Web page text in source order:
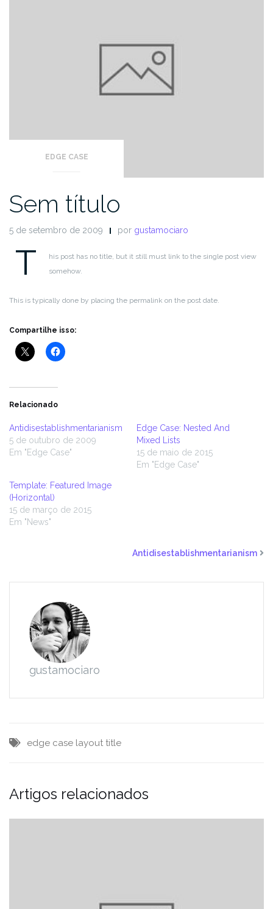
EDGE CASE
Sem título
5 de setembro de 2009 por gustamociaro
T
his post has no title, but it still must link to the single post view
somehow.
This is typically done by placing the permalink on the post date.
Compartilhe isso:
Relacionado
Antidisestablishmentarianism
5 de outubro de 2009
Em "Edge Case"
Edge Case: Nested And
Mixed Lists
15 de maio de 2015
Em "Edge Case"
Template: Featured Image
(Horizontal)
15 de março de 2015
Em "News"
Antidisestablishmentarianism
gustamociaro
edge case layout title
Artigos relacionados